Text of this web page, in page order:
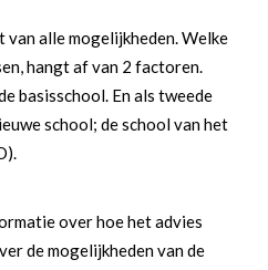
van alle mogelijkheden. Welke
hangt af van 2 factoren.
basisschool. En als tweede
school; de school van het
over hoe het advies
de mogelijkheden van de